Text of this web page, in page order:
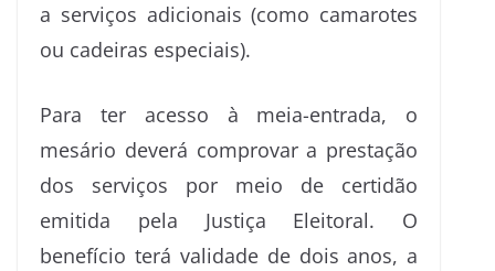
a serviços adicionais (como camarotes
ou cadeiras especiais).
Para ter acesso à meia-entrada, o
mesário deverá comprovar a prestação
dos serviços por meio de certidão
emitida pela Justiça Eleitoral. O
benefício terá validade de dois anos, a